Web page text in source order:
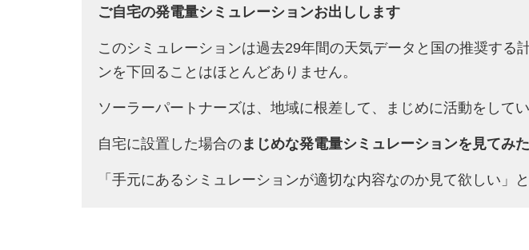
ご自宅の発電量シミュレーションお出しします
このシミュレーションは過去29年間の天気データと国の推奨す
ンを下回ることはほとんどありません。
ソーラーパートナーズは、地域に根差して、まじめに活動をして
自宅に設置した場合のまじめな発電量シミュレーションを見てみ
「手元にあるシミュレーションが適切な内容なのか見て欲しい」